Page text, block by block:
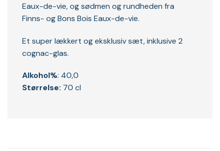
Eaux-de-vie, og sødmen og rundheden fra
Finns- og Bons Bois Eaux-de-vie.
Et super lækkert og eksklusiv sæt, inklusive 2
cognac-glas.
Alkohol%: 40,0
Størrelse: 70 cl